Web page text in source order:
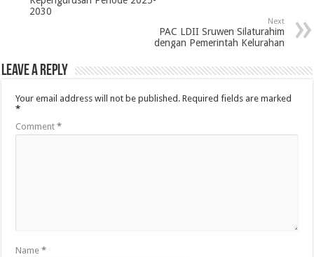
2030
Next
PAC LDII Sruwen Silaturahim
dengan Pemerintah Kelurahan
Leave a Reply
Your email address will not be published. Required fields are marked
*
Comment*
Name*